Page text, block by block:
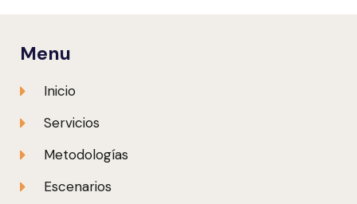
Menu
Inicio
Servicios
Metodologías
Escenarios